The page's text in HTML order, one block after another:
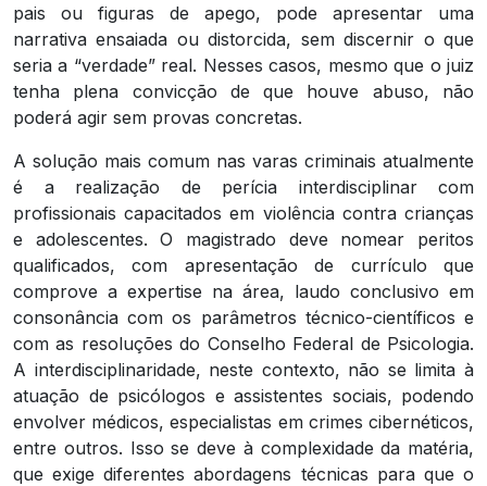
pais ou figuras de apego, pode apresentar uma
narrativa ensaiada ou distorcida, sem discernir o que
seria a “verdade” real. Nesses casos, mesmo que o juiz
tenha plena convicção de que houve abuso, não
poderá agir sem provas concretas.
A solução mais comum nas varas criminais atualmente
é a realização de perícia interdisciplinar com
profissionais capacitados em violência contra crianças
e adolescentes. O magistrado deve nomear peritos
qualificados, com apresentação de currículo que
comprove a expertise na área, laudo conclusivo em
consonância com os parâmetros técnico-científicos e
com as resoluções do Conselho Federal de Psicologia.
A interdisciplinaridade, neste contexto, não se limita à
atuação de psicólogos e assistentes sociais, podendo
envolver médicos, especialistas em crimes cibernéticos,
entre outros. Isso se deve à complexidade da matéria,
que exige diferentes abordagens técnicas para que o